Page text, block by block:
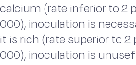
calcium (rate inferior to 2
000), inoculation is
it is rich (rate superior to 2
000), inoculation is